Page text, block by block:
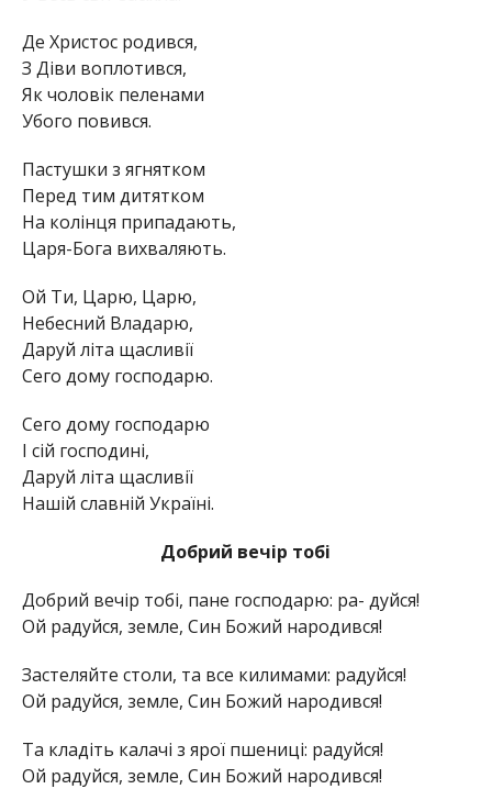
Де Христос родився,
З Діви воплотився,
Як чоловік пеленами
Убого повився.
Пастушки з ягнятком
Перед тим дитятком
На колінця припадають,
Царя-Бога вихваляють.
Ой Ти, Царю, Царю,
Небесний Владарю,
Даруй літа щасливії
Сего дому господарю.
Сего дому господарю
І сій господині,
Даруй літа щасливії
Нашій славній Україні.
Добрий вечір тобі
Добрий вечір тобі, пане господарю: ра- дуйся!
Ой радуйся, земле, Син Божий народився!
Застеляйте столи, та все килимами: радуйся!
Ой радуйся, земле, Син Божий народився!
Та кладіть калачі з ярої пшениці: радуйся!
Ой радуйся, земле, Син Божий народився!